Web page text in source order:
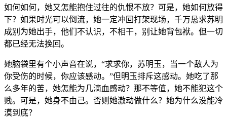
如何如何，她又怎能抱住过往的仇恨不放？可是，她如何放得
下？如果时光可以倒流，她一定冲回打架现场，千万恳求苏明
成别为她出手，他们不认识，不相干，别让她背包袱。但一切
都已经无法挽回。
她脑袋里有个小声音在说，“求求你，苏明玉，当一个敌人为
你受伤的时候，你应该感动。”但明玉排斥这感动。她吃了那
么多年的苦，她怎能为几滴血感动？那不等值，她不能犯这个
贱。可是，她身不由己。否则她激动做什么？她为什么没能冷
漠到底？